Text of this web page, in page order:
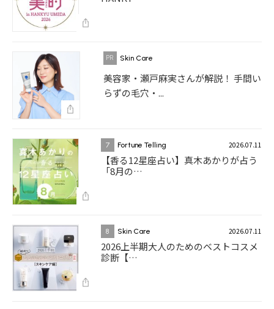
Skin Care
美容家・瀬戸麻実さんが解説！ 手間い
らずの毛穴・...
7 Fortune Telling 2026.07.11
【香る12星座占い】真木あかりが占う
「8月の…
8 Skin Care 2026.07.11
2026上半期大人のためのベストコスメ
診断【…